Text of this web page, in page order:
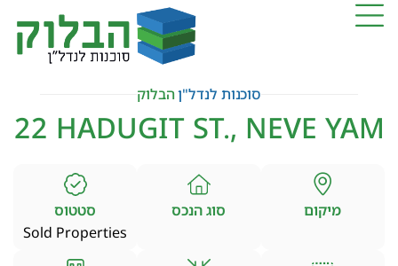
הבלוקסוכנות לנדל"ן
22 HADUGIT ST., NEVE YAM
סטטוס
Sold Properties
סוג הנכס מיקום